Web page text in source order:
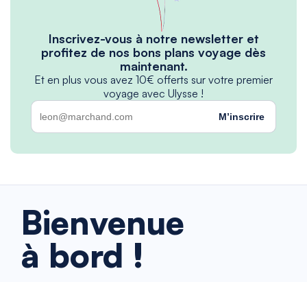
Inscrivez-vous à notre newsletter et
profitez de nos bons plans voyage dès
maintenant.
Et en plus vous avez 10€ offerts sur votre premier
voyage avec Ulysse !
M’inscrire
Bienvenue
à bord !